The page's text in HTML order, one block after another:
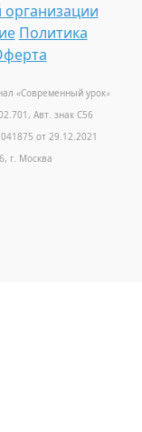
Политика
«Современный урок»
Авт. знак С56
от 29.12.2021
г. Москва